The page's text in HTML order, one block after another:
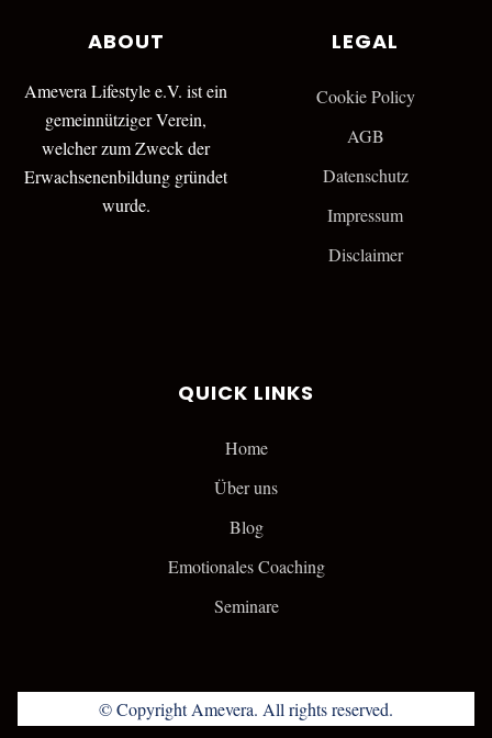
ABOUT
Amevera Lifestyle e.V. ist ein
gemeinnütziger Verein,
welcher zum Zweck der
Erwachsenenbildung gründet
wurde.
LEGAL
Cookie Policy
AGB
Datenschutz
Impressum
Disclaimer
QUICK LINKS
Home
Über uns
Blog
Emotionales Coaching
Seminare
© Copyright Amevera. All rights reserved.